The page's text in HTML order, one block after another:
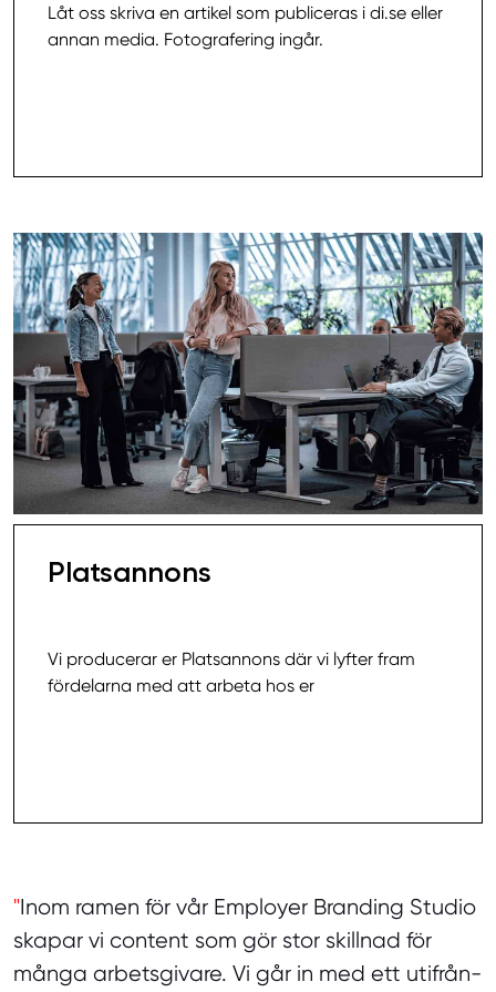
Låt oss skriva en artikel som publiceras i di.se eller
annan media. Fotografering ingår.
Platsannons
Vi producerar er Platsannons där vi lyfter fram
fördelarna med att arbeta hos er
"Inom ramen för vår Employer Branding Studio
skapar vi content som gör stor skillnad för
många arbetsgivare. Vi går in med ett utifrån-